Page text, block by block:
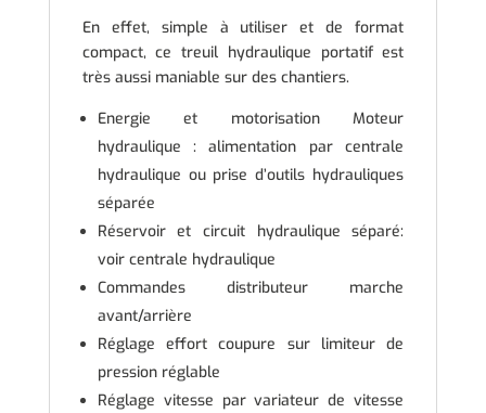
En effet, simple à utiliser et de format
compact, ce treuil hydraulique portatif est
très aussi maniable sur des chantiers.
Energie et motorisation Moteur
hydraulique : alimentation par centrale
hydraulique ou prise d’outils hydrauliques
séparée
Réservoir et circuit hydraulique séparé:
voir centrale hydraulique
Commandes distributeur marche
avant/arrière
Réglage effort coupure sur limiteur de
pression réglable
Réglage vitesse par variateur de vitesse